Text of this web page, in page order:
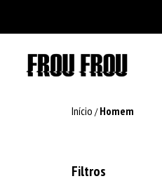
Início / Homem
Filtros